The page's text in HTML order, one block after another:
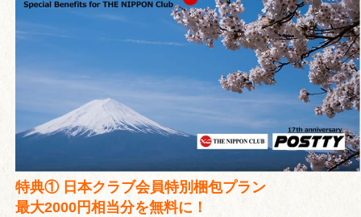
特典① 日本クラブ会員特別梱包プラン
最大2000円相当分を無料に！